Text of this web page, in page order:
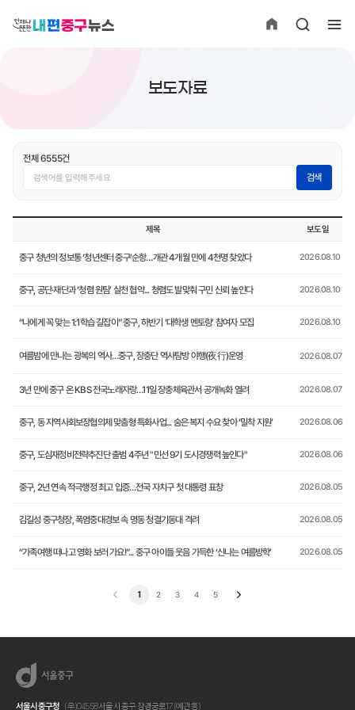
오늘! 중구소식
보도자료
전체6555건
검색
제목 보도일
중구 청년의 정보통 ‘청년센터 중구’순항…개관 4개월 만에 4천명 찾았다 2026.08.10
중구, 공단·재단과 ‘청렴 원팀’ 실천 협약... 청렴도 발맞춰 구민 신뢰 높인다 2026.08.10
“나에게 꼭 맞는 1:1학습 길잡이” 중구, 하반기 ‘대학생 멘토링’ 참여자 모집 2026.08.10
여름밤에 만나는 광복의 역사…중구, 장충단 역사탐방 야행(夜行)운영 2026.08.07
3년 만에 중구 온 KBS 전국노래자랑…11일 장충체육관서 공개녹화 열려 2026.08.07
중구, 동 지역사회보장협의체 맞춤형 특화사업... 숨은 복지 수요 찾아 ‘밀착 지원’ 2026.08.06
중구, 도심재정비전략추진단 출범 4주년 "민선 9기 도시경쟁력 높인다" 2026.08.06
중구, 2년 연속 적극행정 최고 입증…전국 자치구 첫 대통령 표창 2026.08.05
김길성 중구청장, 폭염중대경보 속 명동 청결기동대 격려 2026.08.05
“가족여행 떠나고 영화 보러 가요!”... 중구 아이들 웃음 가득한 ‘신나는 여름방학’ 2026.08.05
1 2 3 4 5
서울시중구청 (우)04558 서울시 중구 창경궁로17 (예관동)